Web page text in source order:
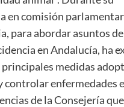
en comisión
para abordar asuntos
en Andalucía, ha
principales medidas
controlar enfermedades
de la Consejería